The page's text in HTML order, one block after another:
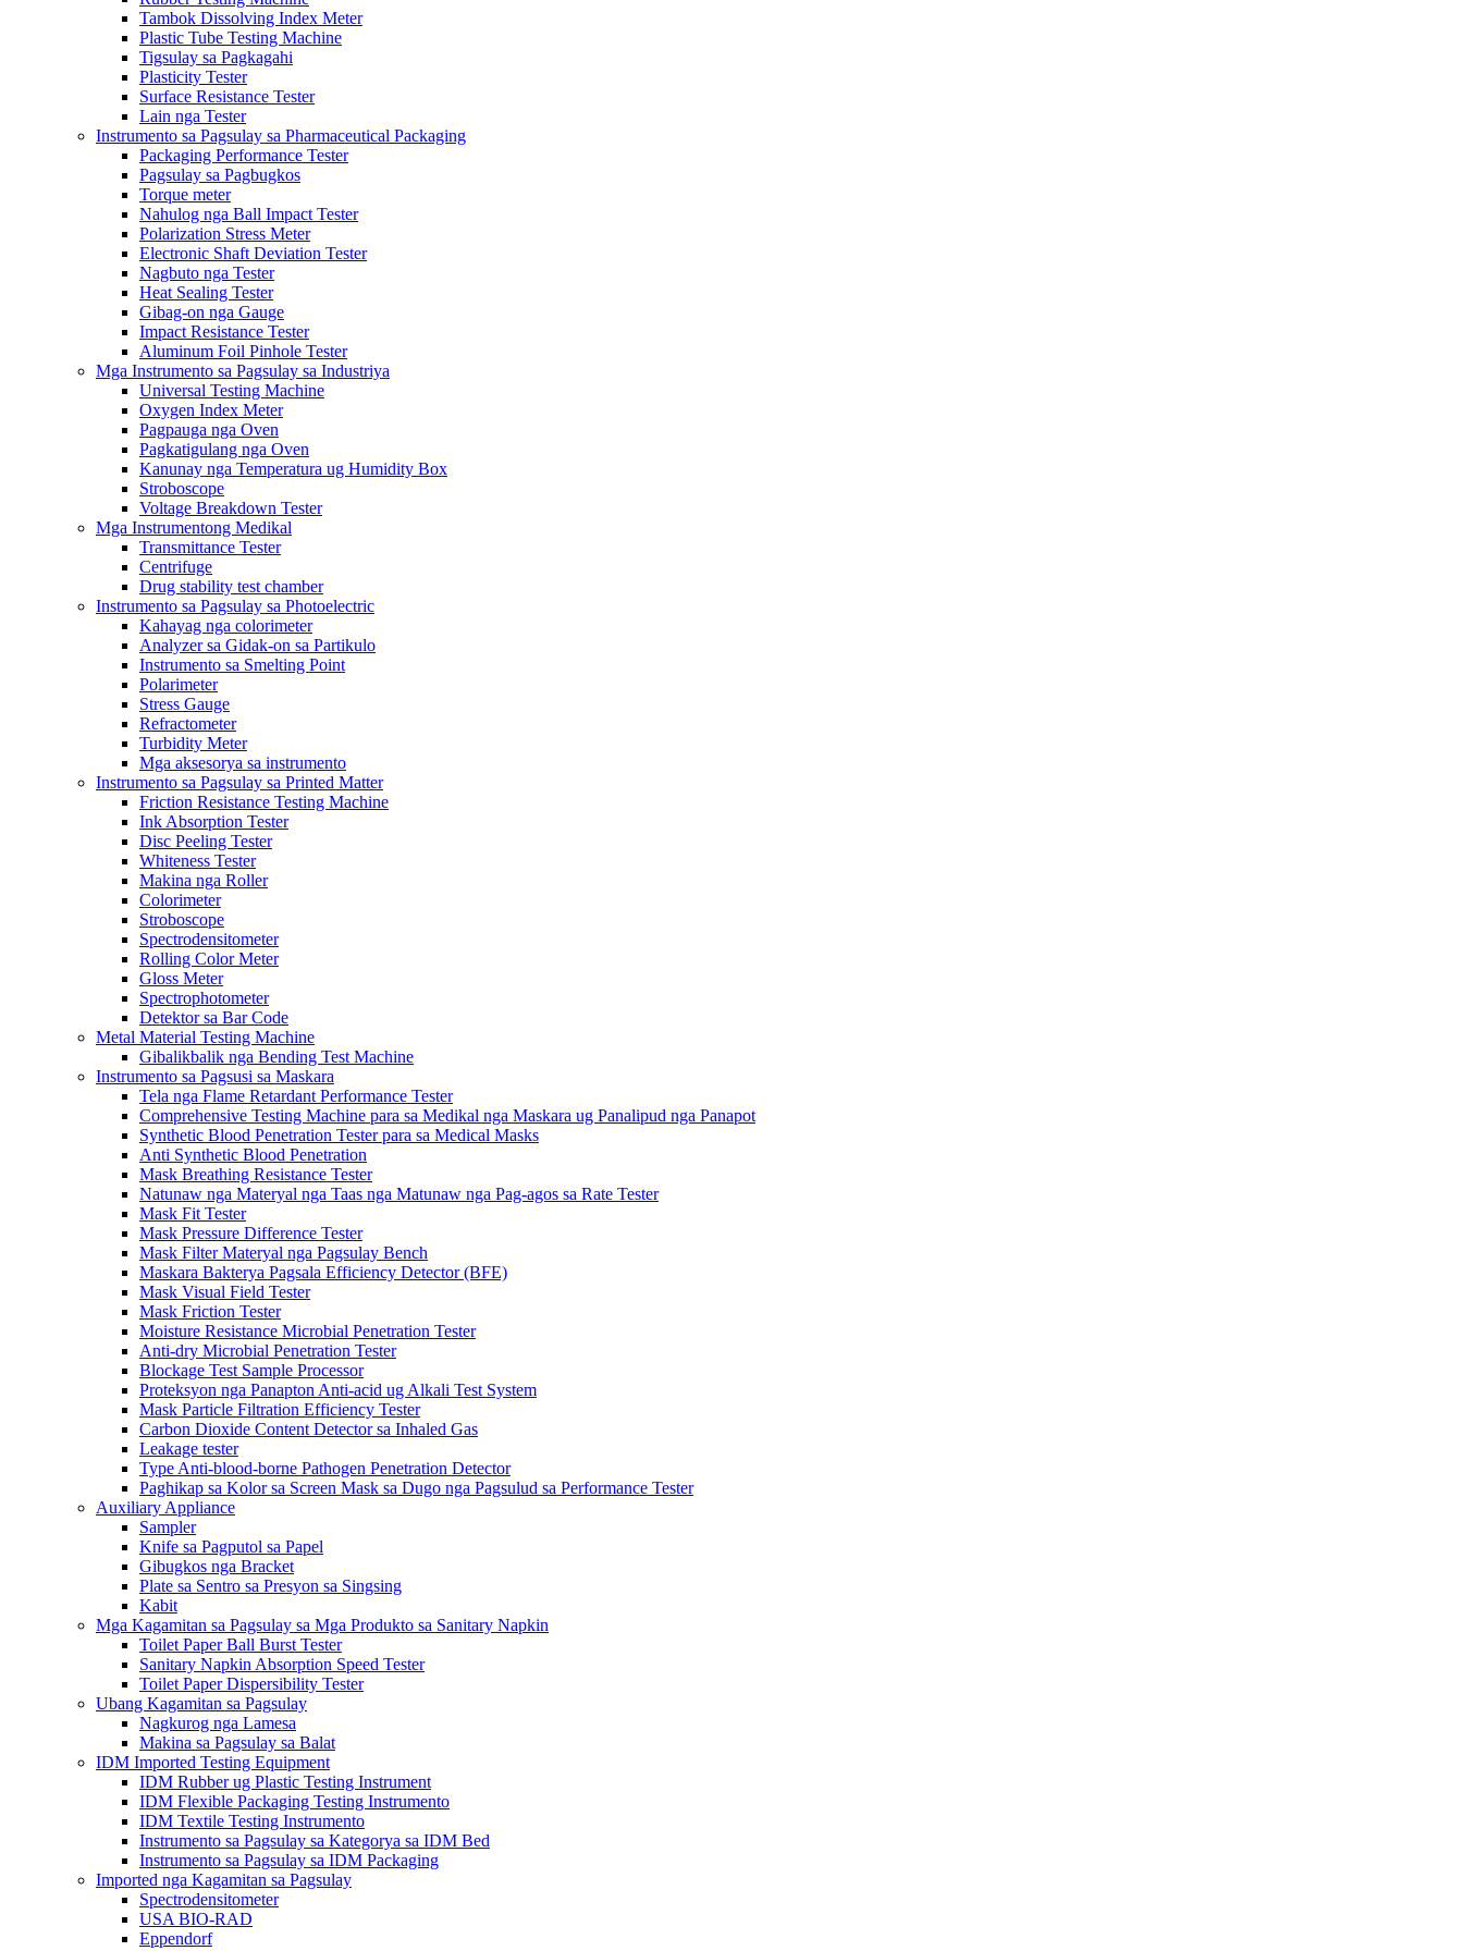
Tambok Dissolving Index Meter
Plastic Tube Testing Machine
Tigsulay sa Pagkagahi
Plasticity Tester
Surface Resistance Tester
Lain nga Tester
Instrumento sa Pagsulay sa Pharmaceutical Packaging
Packaging Performance Tester
Pagsulay sa Pagbugkos
Torque meter
Nahulog nga Ball Impact Tester
Polarization Stress Meter
Electronic Shaft Deviation Tester
Nagbuto nga Tester
Heat Sealing Tester
Gibag-on nga Gauge
Impact Resistance Tester
Aluminum Foil Pinhole Tester
Mga Instrumento sa Pagsulay sa Industriya
Universal Testing Machine
Oxygen Index Meter
Pagpauga nga Oven
Pagkatigulang nga Oven
Kanunay nga Temperatura ug Humidity Box
Stroboscope
Voltage Breakdown Tester
Mga Instrumentong Medikal
Transmittance Tester
Centrifuge
Drug stability test chamber
Instrumento sa Pagsulay sa Photoelectric
Kahayag nga colorimeter
Analyzer sa Gidak-on sa Partikulo
Instrumento sa Smelting Point
Polarimeter
Stress Gauge
Refractometer
Turbidity Meter
Mga aksesorya sa instrumento
Instrumento sa Pagsulay sa Printed Matter
Friction Resistance Testing Machine
Ink Absorption Tester
Disc Peeling Tester
Whiteness Tester
Makina nga Roller
Colorimeter
Stroboscope
Spectrodensitometer
Rolling Color Meter
Gloss Meter
Spectrophotometer
Detektor sa Bar Code
Metal Material Testing Machine
Gibalikbalik nga Bending Test Machine
Instrumento sa Pagsusi sa Maskara
Tela nga Flame Retardant Performance Tester
Comprehensive Testing Machine para sa Medikal nga Maskara ug Panalipud nga Panapot
Synthetic Blood Penetration Tester para sa Medical Masks
Anti Synthetic Blood Penetration
Mask Breathing Resistance Tester
Natunaw nga Materyal nga Taas nga Matunaw nga Pag-agos sa Rate Tester
Mask Fit Tester
Mask Pressure Difference Tester
Mask Filter Materyal nga Pagsulay Bench
Maskara Bakterya Pagsala Efficiency Detector (BFE)
Mask Visual Field Tester
Mask Friction Tester
Moisture Resistance Microbial Penetration Tester
Anti-dry Microbial Penetration Tester
Blockage Test Sample Processor
Proteksyon nga Panapton Anti-acid ug Alkali Test System
Mask Particle Filtration Efficiency Tester
Carbon Dioxide Content Detector sa Inhaled Gas
Leakage tester
Type Anti-blood-borne Pathogen Penetration Detector
Paghikap sa Kolor sa Screen Mask sa Dugo nga Pagsulud sa Performance Tester
Auxiliary Appliance
Sampler
Knife sa Pagputol sa Papel
Gibugkos nga Bracket
Plate sa Sentro sa Presyon sa Singsing
Kabit
Mga Kagamitan sa Pagsulay sa Mga Produkto sa Sanitary Napkin
Toilet Paper Ball Burst Tester
Sanitary Napkin Absorption Speed ​​Tester
Toilet Paper Dispersibility Tester
Ubang Kagamitan sa Pagsulay
Nagkurog nga Lamesa
Makina sa Pagsulay sa Balat
IDM Imported Testing Equipment
IDM Rubber ug Plastic Testing Instrument
IDM Flexible Packaging Testing Instrumento
IDM Textile Testing Instrumento
Instrumento sa Pagsulay sa Kategorya sa IDM Bed
Instrumento sa Pagsulay sa IDM Packaging
Imported nga Kagamitan sa Pagsulay
Spectrodensitometer
USA BIO-RAD
Eppendorf